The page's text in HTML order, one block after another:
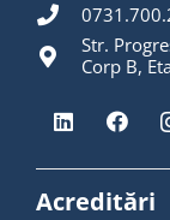
Str.
Corp B,
Acreditări